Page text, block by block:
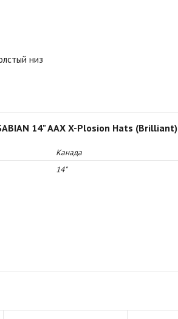
низ
14" AAX X-Plosion Hats (Brilliant)
Канада
14"